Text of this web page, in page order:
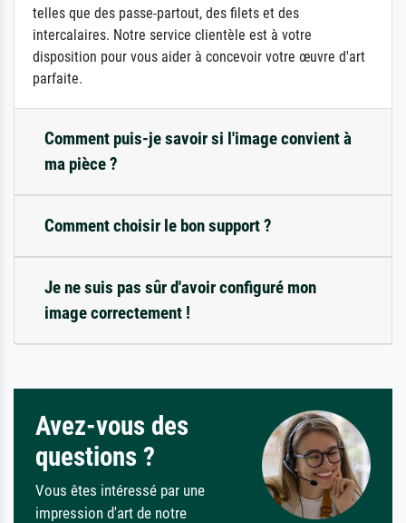
telles que des passe-partout, des filets et des
intercalaires. Notre service clientèle est à votre
disposition pour vous aider à concevoir votre œuvre d'art
parfaite.
Comment puis-je savoir si l'image convient à
ma pièce ?
Comment choisir le bon support ?
Je ne suis pas sûr d'avoir configuré mon
image correctement !
Avez-vous des
questions ?
Vous êtes intéressé par une
impression d'art de notre